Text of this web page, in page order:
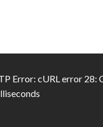
Error: cURL error 28: